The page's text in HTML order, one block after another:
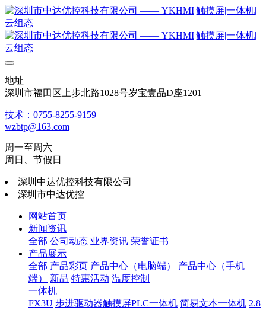
地址
深圳市福田区上步北路1028号岁宝壹品D座1201
技术：0755-8255-9159
wzbtp@163.com
周一至周六
周日、节假日
深圳中达优控科技有限公司
深圳市中达优控
网站首页
新闻资讯
全部 公司动态 业界资讯 荣誉证书
产品展示
全部 产品彩页 产品中心（电脑端）
产品中心（手机
端）
新品 特惠活动 温度控制
一体机
FX3U 步进驱动器触摸屏PLC一体机 简易文本一体机 2.8